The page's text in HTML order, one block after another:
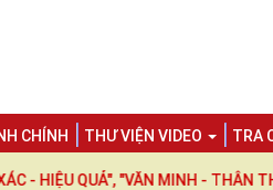
CHÍNH THƯ VIỆN VIDEO TRA
"VĂN MINH - THÂN THIỆN -